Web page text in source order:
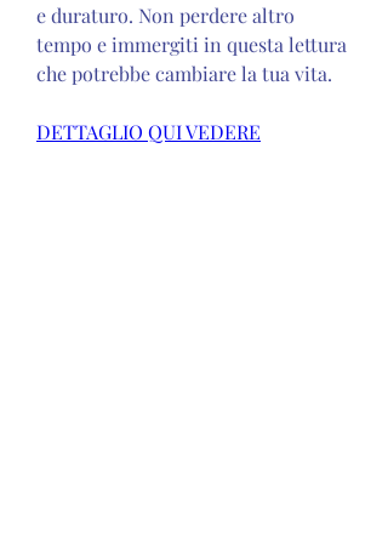
e duraturo. Non perdere altro
tempo e immergiti in questa lettura
che potrebbe cambiare la tua vita.
DETTAGLIO QUI VEDERE